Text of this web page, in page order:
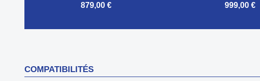
879,00 € 999,00 €
COMPATIBILITÉS